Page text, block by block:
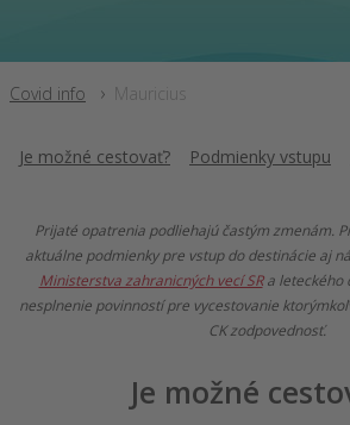
Covid info Mauricius
Je možné cestovať? Podmienky vstupu
Prijaté opatrenia podliehajú častým zmenám.
aktuálne podmienky pre vstup do destinácie aj
Ministerstva zahranicných vecí SRa leteckého
nesplnenie povinností pre vycestovanie
CK zodpovednosť.
Je možné